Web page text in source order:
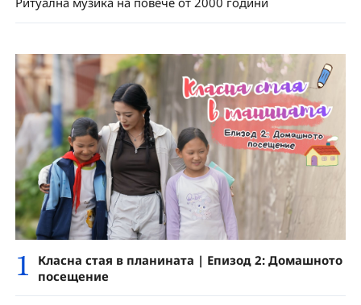
1
Класна стая в планината | Епизод 2: Домашното
посещение